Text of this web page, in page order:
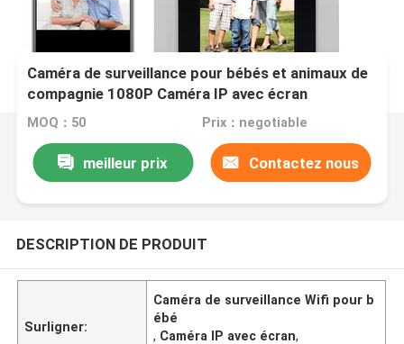
Caméra de surveillance pour bébés et animaux de
compagnie 1080P Caméra IP avec écran
MOQ：50 Prix：negotiable
meilleur prix Contactez nous
DESCRIPTION DE PRODUIT
Surligner:
Caméra de surveillance Wifi pour b
ébé
, Caméra IP avec écran,